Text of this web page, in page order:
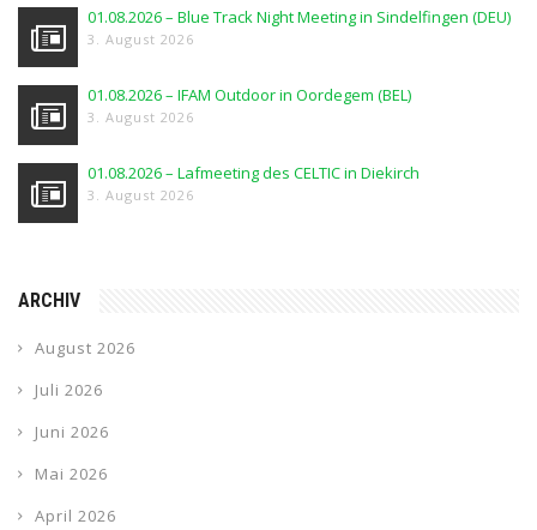
01.08.2026 – Blue Track Night Meeting in Sindelfingen (DEU)
3. August 2026
01.08.2026 – IFAM Outdoor in Oordegem (BEL)
3. August 2026
01.08.2026 – Lafmeeting des CELTIC in Diekirch
3. August 2026
ARCHIV
August 2026
Juli 2026
Juni 2026
Mai 2026
April 2026